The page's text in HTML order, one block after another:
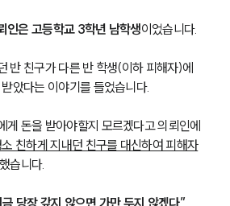
인은 고등학교 3학년 남학생이었습니다.
반 친구가 다른 반 학생(이하 피해자)에
았다는 이야기를 들었습니다.
게 돈을 받아야할지 모르겠다고 의뢰인에
친하게 지내던 친구를 대신하여 피해자
했습니다.
금 당장 갚지 않으면 가만 두지 않겠다”,